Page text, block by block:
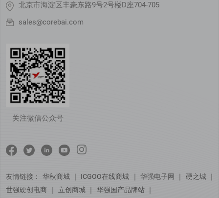
北京市海淀区丰豪东路9号2号楼D座704-705
sales@corebai.com
关注微信公众号
友情链接： 华秋商城 ｜ ICGOO在线商城 华强电子网 硬之城
世强硬创电商
立创商城 ｜ 华强国产品牌站